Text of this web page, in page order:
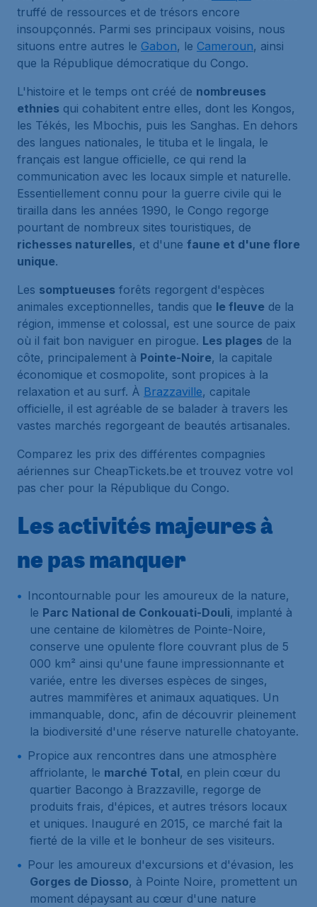
truffé de ressources et de trésors encore
insoupçonnés. Parmi ses principaux voisins, nous
situons entre autres le Gabon, le Cameroun, ainsi
que la République démocratique du Congo.
L'histoire et le temps ont créé de nombreuses
ethnies qui cohabitent entre elles, dont les Kongos,
les Tékés, les Mbochis, puis les Sanghas. En dehors
des langues nationales, le tituba et le lingala, le
français est langue officielle, ce qui rend la
communication avec les locaux simple et naturelle.
Essentiellement connu pour la guerre civile qui le
tirailla dans les années 1990, le Congo regorge
pourtant de nombreux sites touristiques, de
richesses naturelles, et d'une faune et d'une flore
unique.
Les somptueuses forêts regorgent d'espèces
animales exceptionnelles, tandis que le fleuve de la
région, immense et colossal, est une source de paix
où il fait bon naviguer en pirogue. Les plages de la
côte, principalement à Pointe-Noire, la capitale
économique et cosmopolite, sont propices à la
relaxation et au surf. À Brazzaville, capitale
officielle, il est agréable de se balader à travers les
vastes marchés regorgeant de beautés artisanales.
Comparez les prix des différentes compagnies
aériennes sur CheapTickets.be et trouvez votre vol
pas cher pour la République du Congo.
Les activités majeures à
ne pas manquer
Incontournable pour les amoureux de la nature,
le Parc National de Conkouati-Douli, implanté à
une centaine de kilomètres de Pointe-Noire,
conserve une opulente flore couvrant plus de 5
000 km² ainsi qu'une faune impressionnante et
variée, entre les diverses espèces de singes,
autres mammifères et animaux aquatiques. Un
immanquable, donc, afin de découvrir pleinement
la biodiversité d'une réserve naturelle chatoyante.
Propice aux rencontres dans une atmosphère
affriolante, le marché Total, en plein cœur du
quartier Bacongo à Brazzaville, regorge de
produits frais, d'épices, et autres trésors locaux
et uniques. Inauguré en 2015, ce marché fait la
fierté de la ville et le bonheur de ses visiteurs.
Pour les amoureux d'excursions et d'évasion, les
Gorges de Diosso, à Pointe Noire, promettent un
moment dépaysant au cœur d'une nature